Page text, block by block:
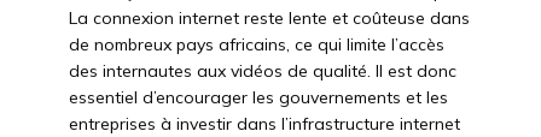
La connexion internet reste lente et coûteuse dans
de nombreux pays africains, ce qui limite l’accès
des internautes aux vidéos de qualité. Il est donc
essentiel d’encourager les gouvernements et les
entreprises à investir dans l’infrastructure internet